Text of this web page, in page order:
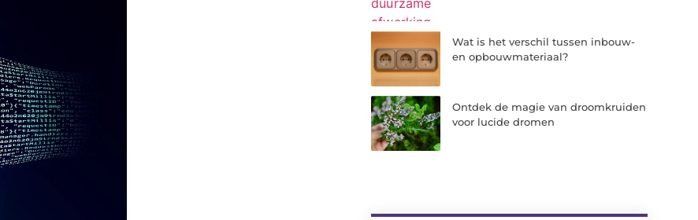
Wat is het verschil tussen inbouw-
en opbouwmateriaal?
Ontdek de magie van droomkruiden
voor lucide dromen